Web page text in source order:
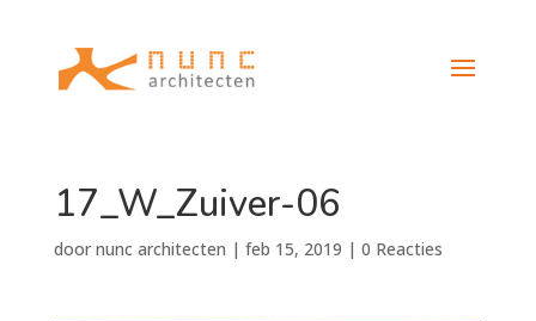
17_W_Zuiver-06
door nunc architecten | feb 15, 2019 | 0 Reacties